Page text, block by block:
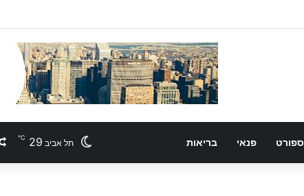
ספורט פנאי בריאות תל אביב 29
℃